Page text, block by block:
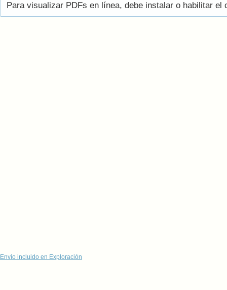
Para visualizar PDFs en línea, debe instalar o habilitar el
Envío incluido en Exploración